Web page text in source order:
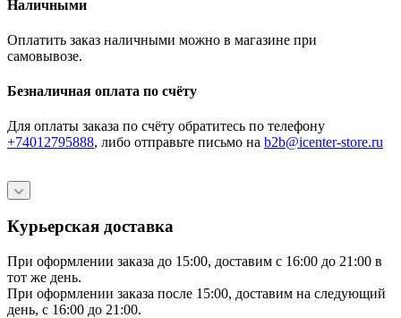
Наличными
Оплатить заказ наличными можно в магазине при
самовывозе.
Безналичная оплата по счёту
Для оплаты заказа по счёту обратитесь по телефону
+74012795888, либо отправьте письмо на b2b@icenter-store.ru
Курьерская доставка
При оформлении заказа до 15:00, доставим с 16:00 до 21:00 в
тот же день.
При оформлении заказа после 15:00, доставим на следующий
день, с 16:00 до 21:00.